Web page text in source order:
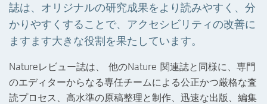
誌は、オリジナルの研究成果をより読みやすく、分
かりやすくすることで、アクセシビリティの改善に
ますます大きな役割を果たしています。
Natureレビュー誌は、 他のNature 関連誌と同様に、専門
のエディターからなる専任チームによる公正かつ厳格な査
読プロセス、高水準の原稿整理と制作、迅速な出版、編集